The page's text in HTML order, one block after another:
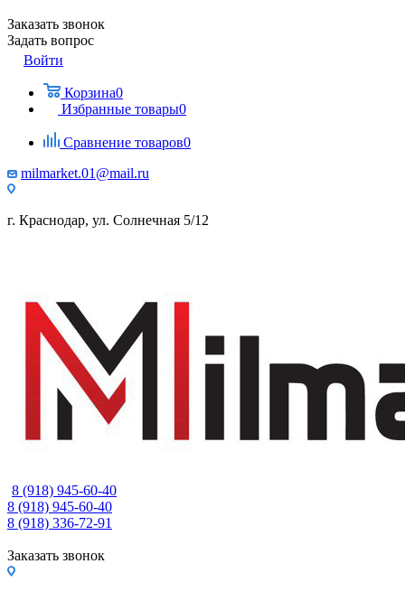
Заказать звонок
Задать вопрос
Войти
Корзина0
Избранные товары0
Сравнение товаров0
milmarket.01@mail.ru
г. Краснодар, ул. Солнечная 5/12
8 (918) 945-60-40
8 (918) 945-60-40
8 (918) 336-72-91
Заказать звонок